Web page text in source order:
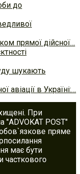
до
прямої дійсної…
шукають
авіації в Україні:…
При
"ADVOKAT POST"
пряме
має бути
часткового